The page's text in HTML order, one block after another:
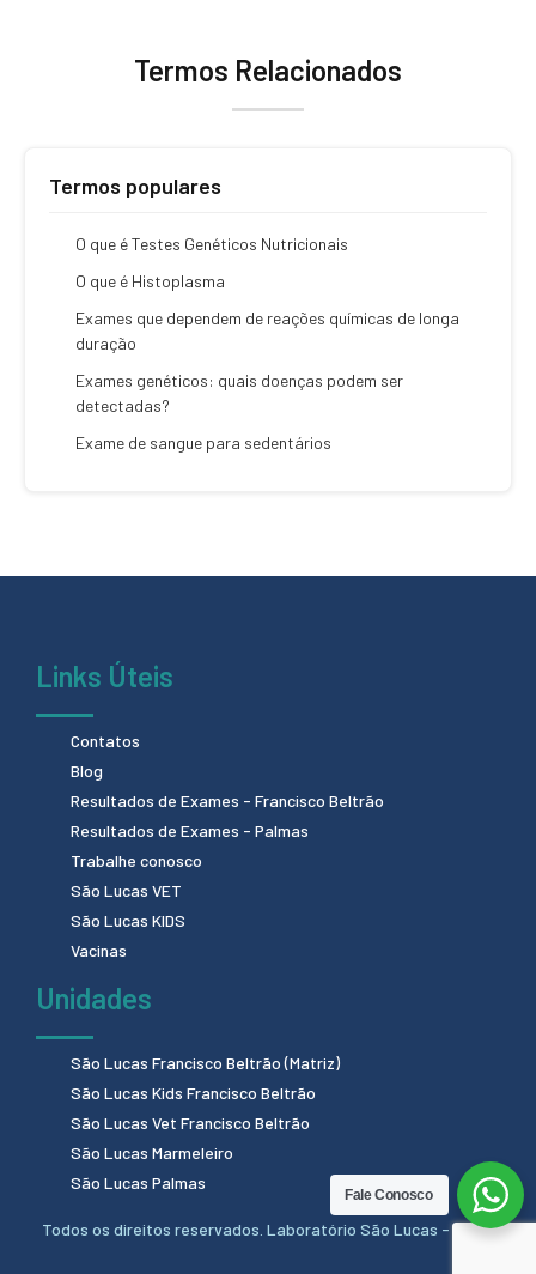
Termos Relacionados
Termos populares
O que é Testes Genéticos Nutricionais
O que é Histoplasma
Exames que dependem de reações químicas de longa
duração
Exames genéticos: quais doenças podem ser
detectadas?
Exame de sangue para sedentários
Links Úteis
Contatos
Blog
Resultados de Exames - Francisco Beltrão
Resultados de Exames - Palmas
Trabalhe conosco
São Lucas VET
São Lucas KIDS
Vacinas
Unidades
São Lucas Francisco Beltrão (Matriz)
São Lucas Kids Francisco Beltrão
São Lucas Vet Francisco Beltrão
São Lucas Marmeleiro
São Lucas Palmas
Todos os direitos reservados. Laboratório São Lucas - 2024.
Fale Conosco